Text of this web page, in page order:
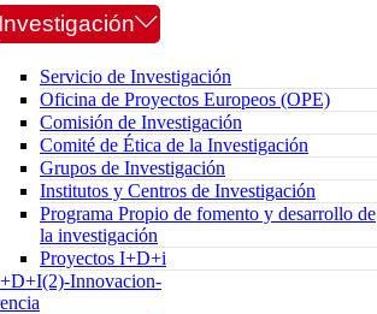
Investigación
Servicio de Investigación
Oficina de Proyectos Europeos (OPE)
Comisión de Investigación
Comité de Ética de la Investigación
Grupos de Investigación
Institutos y Centros de Investigación
Programa Propio de fomento y desarrollo de
la investigación
Proyectos I+D+i
Innovacion-